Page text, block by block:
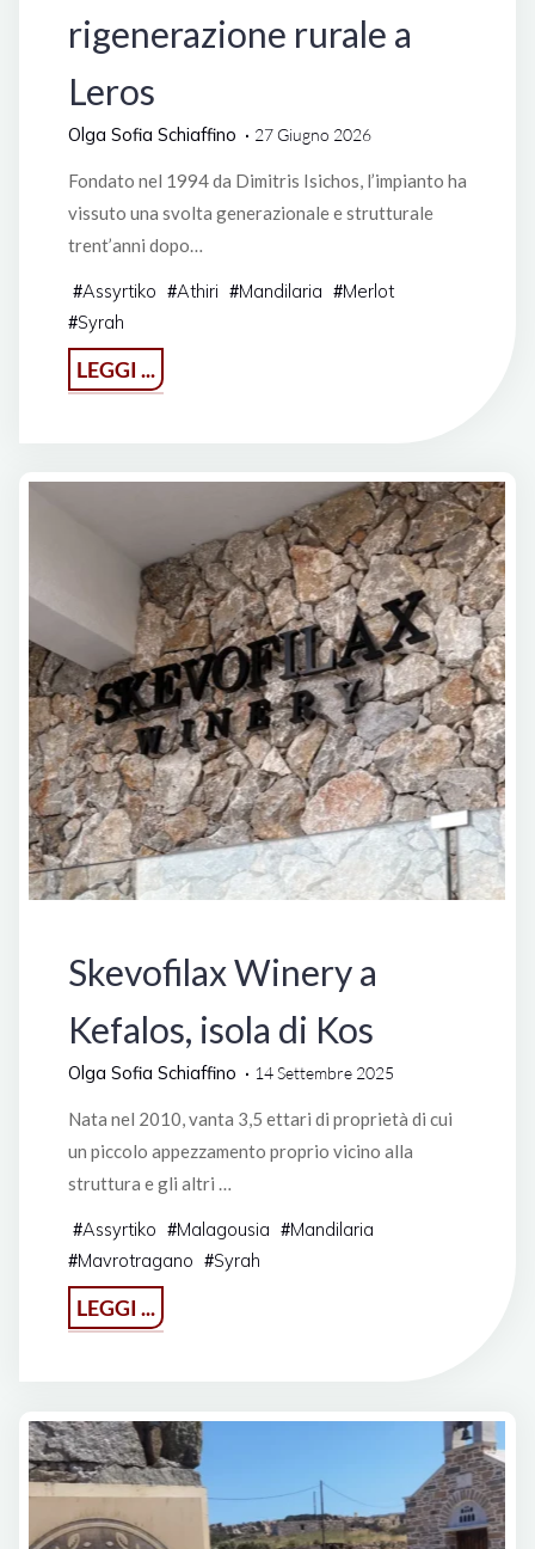
rigenerazione rurale a
Leros
Olga Sofia Schiaffino 27 Giugno 2026
Fondato nel 1994 da Dimitris Isichos, l’impianto ha
vissuto una svolta generazionale e strutturale
trent’anni dopo…
#Assyrtiko #Athiri #Mandilaria #Merlot
#Syrah
LEGGI ...
Ampelones:
rigenerazione
rurale
a
Leros"
Skevofilax Winery a
Kefalos, isola di Kos
Olga Sofia Schiaffino 14 Settembre 2025
Nata nel 2010, vanta 3,5 ettari di proprietà di cui
un piccolo appezzamento proprio vicino alla
struttura e gli altri …
#Assyrtiko #Malagousia #Mandilaria
#Mavrotragano #Syrah
LEGGI ...
Winery
isola
di